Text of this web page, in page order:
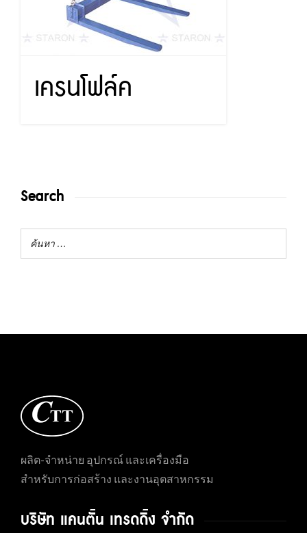
เครนโฟล์ค
Search
ผลิต-จำหน่าย อุปกรณ์ และเครื่องมือ
สำหรับการก่อสร้าง และงานอุตสาหกรรม
บริษัท แคนตั้น เทรดดิ้ง จำกัด